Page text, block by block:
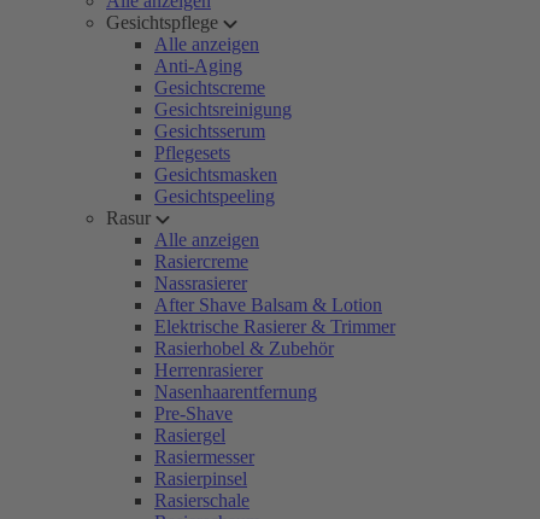
Gesichtspflege
Alle anzeigen
Anti-Aging
Gesichtscreme
Gesichtsreinigung
Gesichtsserum
Pflegesets
Gesichtsmasken
Gesichtspeeling
Rasur
Alle anzeigen
Rasiercreme
Nassrasierer
After Shave Balsam & Lotion
Elektrische Rasierer & Trimmer
Rasierhobel & Zubehör
Herrenrasierer
Nasenhaarentfernung
Pre-Shave
Rasiergel
Rasiermesser
Rasierpinsel
Rasierschale